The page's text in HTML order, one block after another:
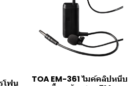
โฟน
TOA EM-361 ไมค์คลิปหนีบ